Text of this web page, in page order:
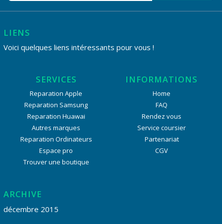
LIENS
Voici quelques liens intéressants pour vous !
SERVICES
Reparation Apple
Reparation Samsung
Reparation Huawai
Autres marques
Reparation Ordinateurs
Espace pro
Trouver une boutique
INFORMATIONS
Home
FAQ
Rendez vous
Service coursier
Partenariat
CGV
ARCHIVE
décembre 2015